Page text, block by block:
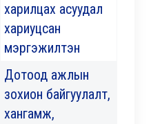
харилцах асуудал
хариуцсан
мэргэжилтэн
Дотоод ажлын
зохион байгуулалт,
хангамж,